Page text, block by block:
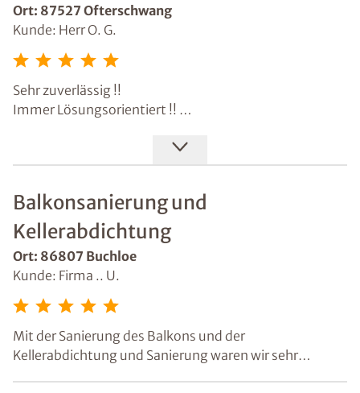
Ort: 87527 Ofterschwang
Kunde: Herr O. G.
Sehr zuverlässig !!
Immer Lösungsorientiert !!
Kompetenter Kundenservice bis hin zur
Bauabwicklung !!
Balkonsanierung und
Kellerabdichtung
Ort: 86807 Buchloe
Kunde: Firma .. U.
Mit der Sanierung des Balkons und der
Kellerabdichtung und Sanierung waren wir sehr